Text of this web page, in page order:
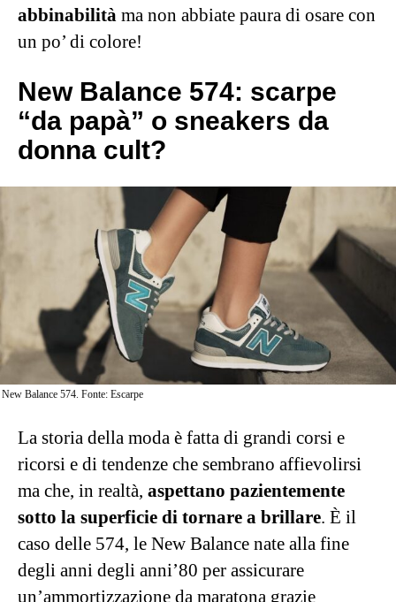
abbinabilità ma non abbiate paura di osare con
un po’ di colore!
New Balance 574: scarpe
“da papà” o sneakers da
donna cult?
New Balance 574. Fonte: Escarpe
La storia della moda è fatta di grandi corsi e
ricorsi e di tendenze che sembrano affievolirsi
ma che, in realtà, aspettano pazientemente
sotto la superficie di tornare a brillare. È il
caso delle 574, le New Balance nate alla fine
degli anni degli anni’80 per assicurare
un’ammortizzazione da maratona grazie